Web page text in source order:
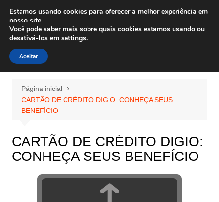
para
conteúdo
Wiley Wales
corais algas e vida marinha
Página inicial
CARTÃO DE CRÉDITO DIGIO: CONHEÇA SEUS
BENEFÍCIO
CARTÃO DE CRÉDITO DIGIO:
CONHEÇA SEUS BENEFÍCIO
Estamos usando cookies para oferecer a melhor experiência em
nosso site.
Você pode saber mais sobre quais cookies estamos usando ou
desativá-los em settings.
Aceitar